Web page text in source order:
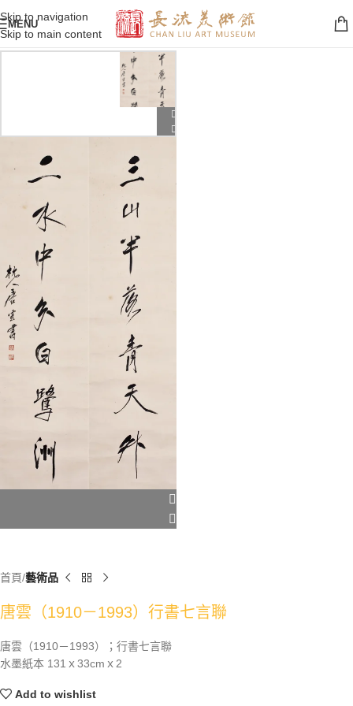
Skip to navigation
Skip to main content
MENU
首頁 藝術品
唐雲（1910－1993）行書七言聯
唐雲（1910－1993）；行書七言聯
水墨紙本 131ｘ33cmｘ2
Add to wishlist